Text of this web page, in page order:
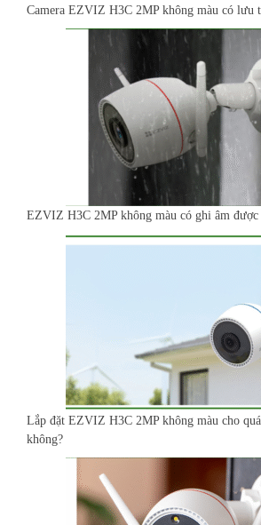
Camera EZVIZ H3C 2MP không màu có lưu
EZVIZ H3C 2MP không màu có ghi âm được
Lắp đặt EZVIZ H3C 2MP không màu cho
không?